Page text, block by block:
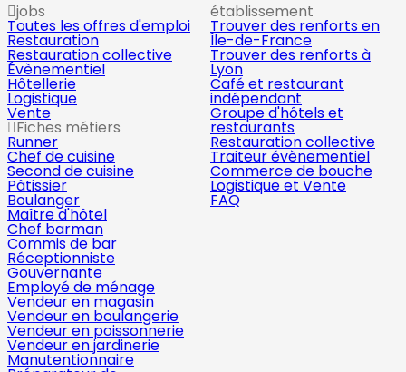
jobs
Toutes les offres d'emploi
Restauration
Restauration collective
Évènementiel
Hôtellerie
Logistique
Vente
Fiches métiers
Runner
Chef de cuisine
Second de cuisine
Pâtissier
Boulanger
Maître d'hôtel
Chef barman
Commis de bar
Réceptionniste
Gouvernante
Employé de ménage
Vendeur en magasin
Vendeur en boulangerie
Vendeur en poissonnerie
Vendeur en jardinerie
Manutentionnaire
établissement
Trouver des renforts en
Île-de-France
Trouver des renforts à
Lyon
Café et restaurant
indépendant
Groupe d'hôtels et
restaurants
Restauration collective
Traiteur évènementiel
Commerce de bouche
Logistique et Vente
FAQ